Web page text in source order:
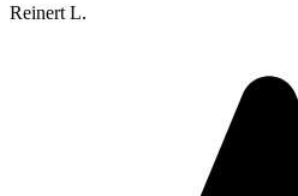
Reinert L.